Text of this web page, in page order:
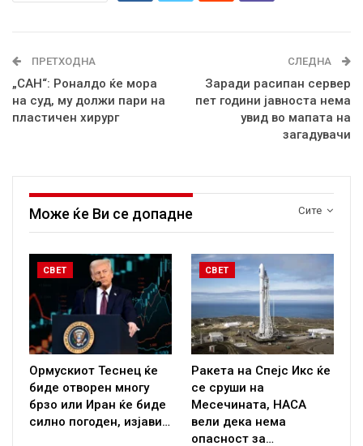
ПРЕТХОДНА
„САН“: Роналдо ќе мора
на суд, му должи пари на
пластичен хирург
СЛЕДНА
Заради расипан сервер
пет години јавноста нема
увид во мапата на
загадувачи
Сите
Може ќе Ви се допадне
СВЕТ
Ормускиот Теснец ќе
биде отворен многу
брзо или Иран ќе биде
силно погоден, изјави…
СВЕТ
Ракета на Спејс Икс ќе
се сруши на
Месечината, НАСА
вели дека нема
опасност за…